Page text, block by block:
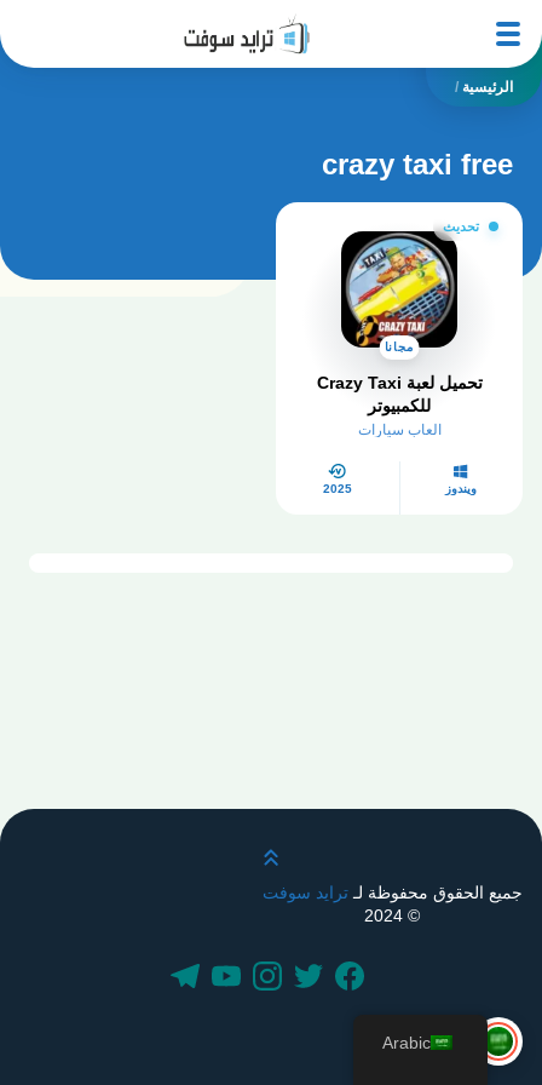
الرئيسية /
crazy taxi free
تحديث
مجانا
تحميل لعبة Crazy Taxi
للكمبيوتر
العاب سيارات
ويندوز 2025
قم بالتمرير لأعلى
جميع الحقوق محفوظة لـترايد سوفت
© 2024
Arabic